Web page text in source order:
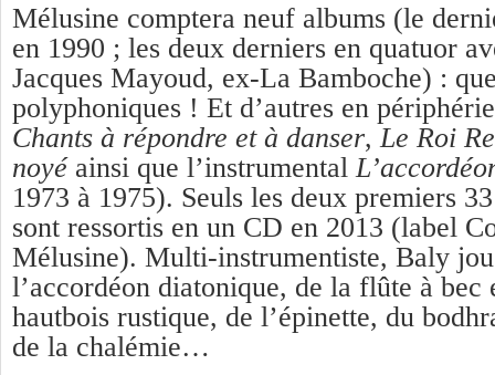
Mélusine comptera neuf albums (le
en 1990 ; les deux derniers en quatuor
Jacques Mayoud, ex-La Bamboche) :
polyphoniques ! Et d’autres en
Chants à répondre et à danser, Le Roi
noyéainsi que l’instrumental
1973 à 1975). Seuls les deux premiers
sont ressortis en un CD en 2013 (label
Mélusine). Multi-instrumentiste, Baly
l’accordéon diatonique, de la flûte à bec
hautbois rustique, de l’épinette, du
de la chalémie…